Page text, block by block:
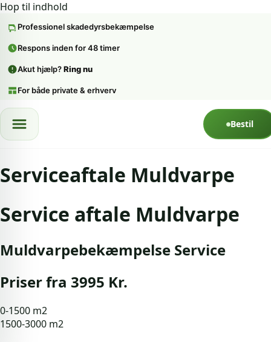
Hop til indhold
Professionel skadedyrsbekæmpelse
Respons inden for 48 timer
Akut hjælp?Ring nu
For både private & erhverv
Spring til indhold
Bestil
Serviceaftale Muldvarpe
Service aftale Muldvarpe
Muldvarpebekæmpelse Service
Priser fra 3995 Kr.
0-1500 m2
1500-3000 m2